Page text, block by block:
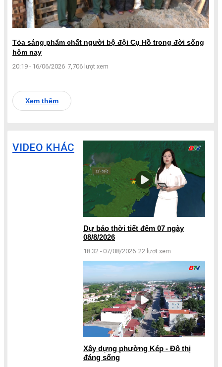
Tỏa sáng phẩm chất người bộ đội Cụ Hồ trong đời sống
hôm nay
20:19 - 16/06/2026 7,706 lượt xem
Xem thêm
VIDEO KHÁC
Dự báo thời tiết đêm 07 ngày
08/8/2026
18:32 - 07/08/2026 22 lượt xem
Xây dựng phường Kép - Đô thị
đáng sống